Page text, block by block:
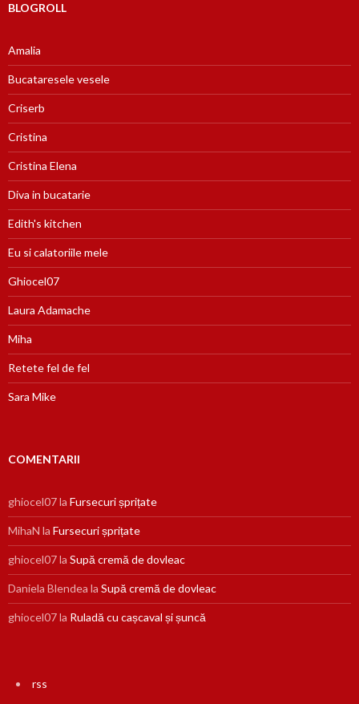
BLOGROLL
Amalia
Bucataresele vesele
Criserb
Cristina
Cristina Elena
Diva in bucatarie
Edith's kitchen
Eu si calatoriile mele
Ghiocel07
Laura Adamache
Miha
Retete fel de fel
Sara Mike
COMENTARII
ghiocel07la Fursecuri șprițate
MihaN la Fursecuri șprițate
ghiocel07la Supă cremă de dovleac
Daniela Blendea la Supă cremă de dovleac
ghiocel07la Ruladă cu cașcaval și șuncă
rss